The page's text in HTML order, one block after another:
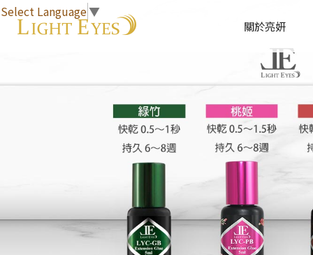
Select Language▼
關於亮妍